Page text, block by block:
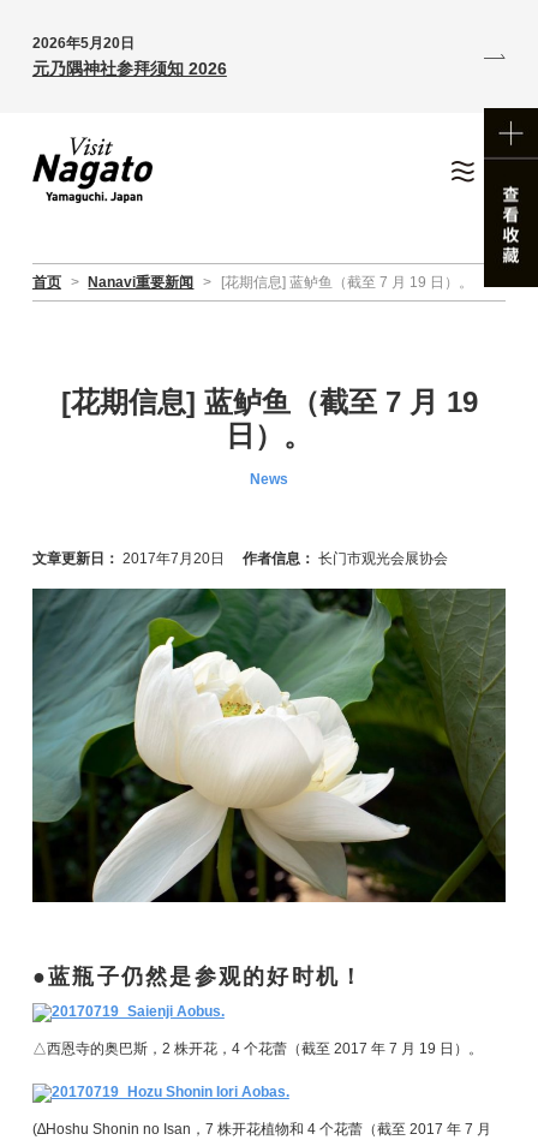
2026年5月20日
元乃隅神社参拜须知 2026
首页 > Nanavi重要新闻 > [花期信息] 蓝鲈鱼（截至 7 月 19 日）。
[花期信息] 蓝鲈鱼（截至 7 月 19
日）。
News
文章更新日： 2017年7月20日 作者信息： 长门市观光会展协会
蓝瓶子仍然是参观的好时机！
△西恩寺的奥巴斯，2 株开花，4 个花蕾（截至 2017 年 7 月 19 日）。
(∆Hoshu Shonin no Isan，7 株开花植物和 4 个花蕾（截至 2017 年 7 月